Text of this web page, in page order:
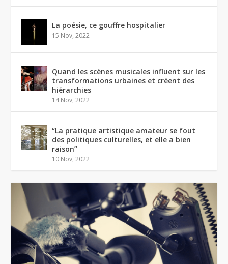
La poésie, ce gouffre hospitalier
15 Nov, 2022
Quand les scènes musicales influent sur les
transformations urbaines et créent des
hiérarchies
14 Nov, 2022
“La pratique artistique amateur se fout
des politiques culturelles, et elle a bien
raison”
10 Nov, 2022